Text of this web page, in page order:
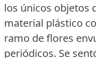
los únicos objetos
material plástico
ramo de flores
periódicos. Se